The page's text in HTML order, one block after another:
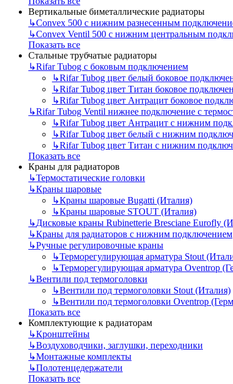
Вертикальные биметаллические радиаторы
↳Convex 500 с нижним разнесенным
↳Convex Ventil 500 с нижним центральным
Показать все
Стальные трубчатые радиаторы
↳Rifar Tubog с боковым подключением
↳Rifar Tubog цвет белый боковое
↳Rifar Tubog цвет Титан боковое
↳Rifar Tubog цвет Антрацит боковое
↳Rifar Tubog Ventil нижнее подключение с
↳Rifar Tubog цвет Антрацит с нижним
↳Rifar Tubog цвет белый с нижним
↳Rifar Tubog цвет Титан с нижним
Показать все
Краны для радиаторов
↳Термостатические головки
↳Краны шаровые
↳Краны шаровые Bugatti (Италия)
↳Краны шаровые STOUT (Италия)
↳Дисковые краны Rubinetterie Bresciane Eurofly
↳Краны для радиаторов с нижним подключением
↳Ручные регулировочные краны
↳Терморегулирующая арматура Stout
↳Терморегулирующая арматура Oventrop
↳Вентили под термоголовки
↳Вентили под термоголовки Stout (Италия)
↳Вентили под термоголовки Oventrop
Показать все
Комплектующие к радиаторам
↳Кронштейны
↳Воздуховодчики, заглушки, переходники
↳Монтажные комплекты
↳Полотенцедержатели
Показать все